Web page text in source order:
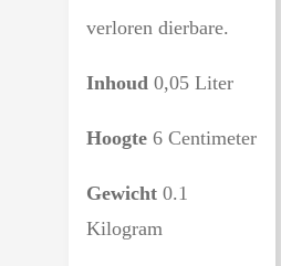
verloren dierbare.
Inhoud 0,05 Liter
Hoogte 6 Centimeter
Gewicht 0.1
Kilogram